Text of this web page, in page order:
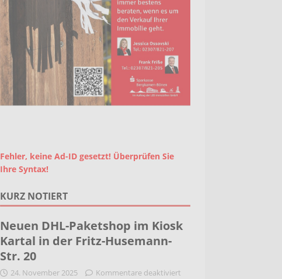
Fehler, keine Ad-ID gesetzt! Überprüfen Sie
Ihre Syntax!
KURZ NOTIERT
Neuen DHL-Paketshop im Kiosk
Kartal in der Fritz-Husemann-
Str. 20
24. November 2025 Kommentare deaktiviert